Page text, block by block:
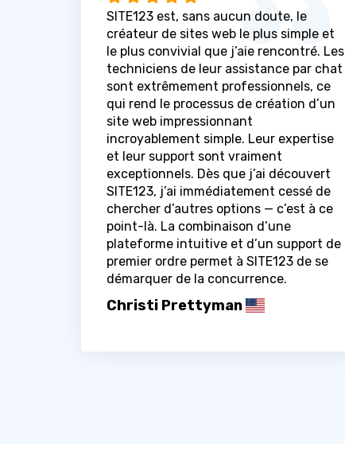
SITE123 est, sans aucun doute, le
créateur de sites web le plus simple et
le plus convivial que j’aie rencontré. Les
techniciens de leur assistance par chat
sont extrêmement professionnels, ce
qui rend le processus de création d’un
site web impressionnant
incroyablement simple. Leur expertise
et leur support sont vraiment
exceptionnels. Dès que j’ai découvert
SITE123, j’ai immédiatement cessé de
chercher d’autres options — c’est à ce
point-là. La combinaison d’une
plateforme intuitive et d’un support de
premier ordre permet à SITE123 de se
démarquer de la concurrence.
Christi Prettyman